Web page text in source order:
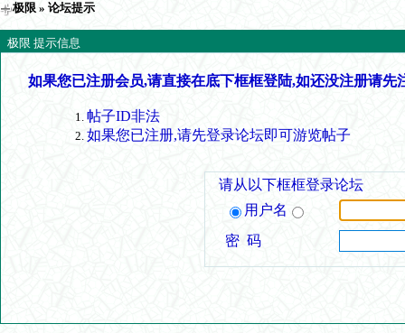
极限 » 论坛提示
极限 提示信息
如果您已注册会员,请直接在底下框框登陆,如还没注册请先
帖子ID非法
如果您已注册,请先登录论坛即可游览帖子
请从以下框框登录论坛
用户名
密 码